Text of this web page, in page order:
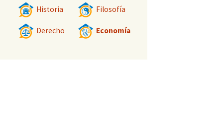
Historia Filosofía
Derecho Economía